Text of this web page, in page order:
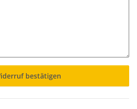
bestätigen